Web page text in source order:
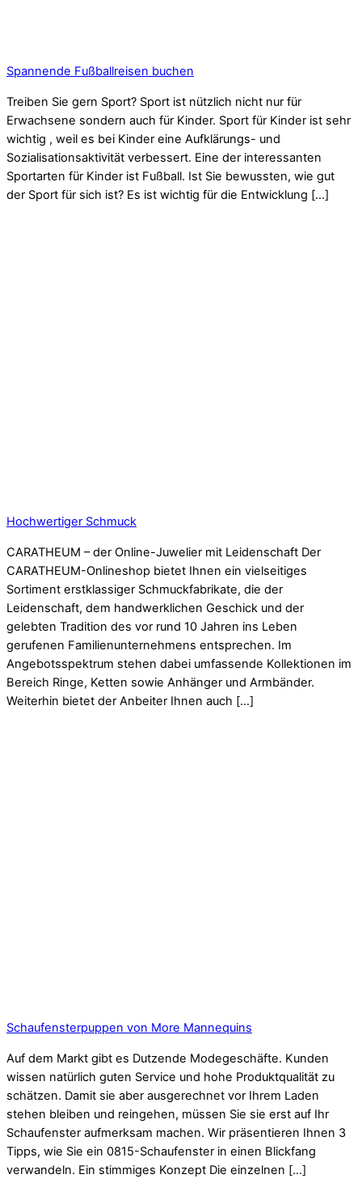
Spannende Fußballreisen buchen
Treiben Sie gern Sport? Sport ist nützlich nicht nur für
Erwachsene sondern auch für Kinder. Sport für Kinder ist sehr
wichtig , weil es bei Kinder eine Aufklärungs- und
Sozialisationsaktivität verbessert. Eine der interessanten
Sportarten für Kinder ist Fußball. Ist Sie bewussten, wie gut
der Sport für sich ist? Es ist wichtig für die Entwicklung […]
Hochwertiger Schmuck
CARATHEUM – der Online-Juwelier mit Leidenschaft Der
CARATHEUM-Onlineshop bietet Ihnen ein vielseitiges
Sortiment erstklassiger Schmuckfabrikate, die der
Leidenschaft, dem handwerklichen Geschick und der
gelebten Tradition des vor rund 10 Jahren ins Leben
gerufenen Familienunternehmens entsprechen. Im
Angebotsspektrum stehen dabei umfassende Kollektionen im
Bereich Ringe, Ketten sowie Anhänger und Armbänder.
Weiterhin bietet der Anbeiter Ihnen auch […]
Schaufensterpuppen von More Mannequins
Auf dem Markt gibt es Dutzende Modegeschäfte. Kunden
wissen natürlich guten Service und hohe Produktqualität zu
schätzen. Damit sie aber ausgerechnet vor Ihrem Laden
stehen bleiben und reingehen, müssen Sie sie erst auf Ihr
Schaufenster aufmerksam machen. Wir präsentieren Ihnen 3
Tipps, wie Sie ein 0815-Schaufenster in einen Blickfang
verwandeln. Ein stimmiges Konzept Die einzelnen […]